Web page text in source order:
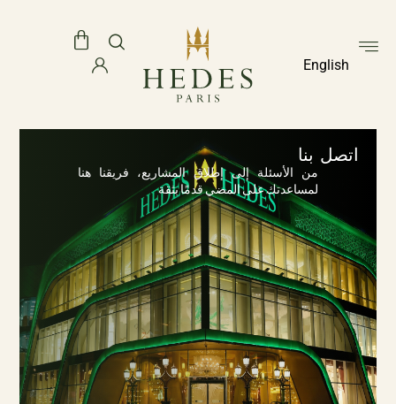
English
اتصل بنا
من الأسئلة إلى إطلاق المشاريع، فريقنا هنا
لمساعدتك على المضي قدمًا بثقة